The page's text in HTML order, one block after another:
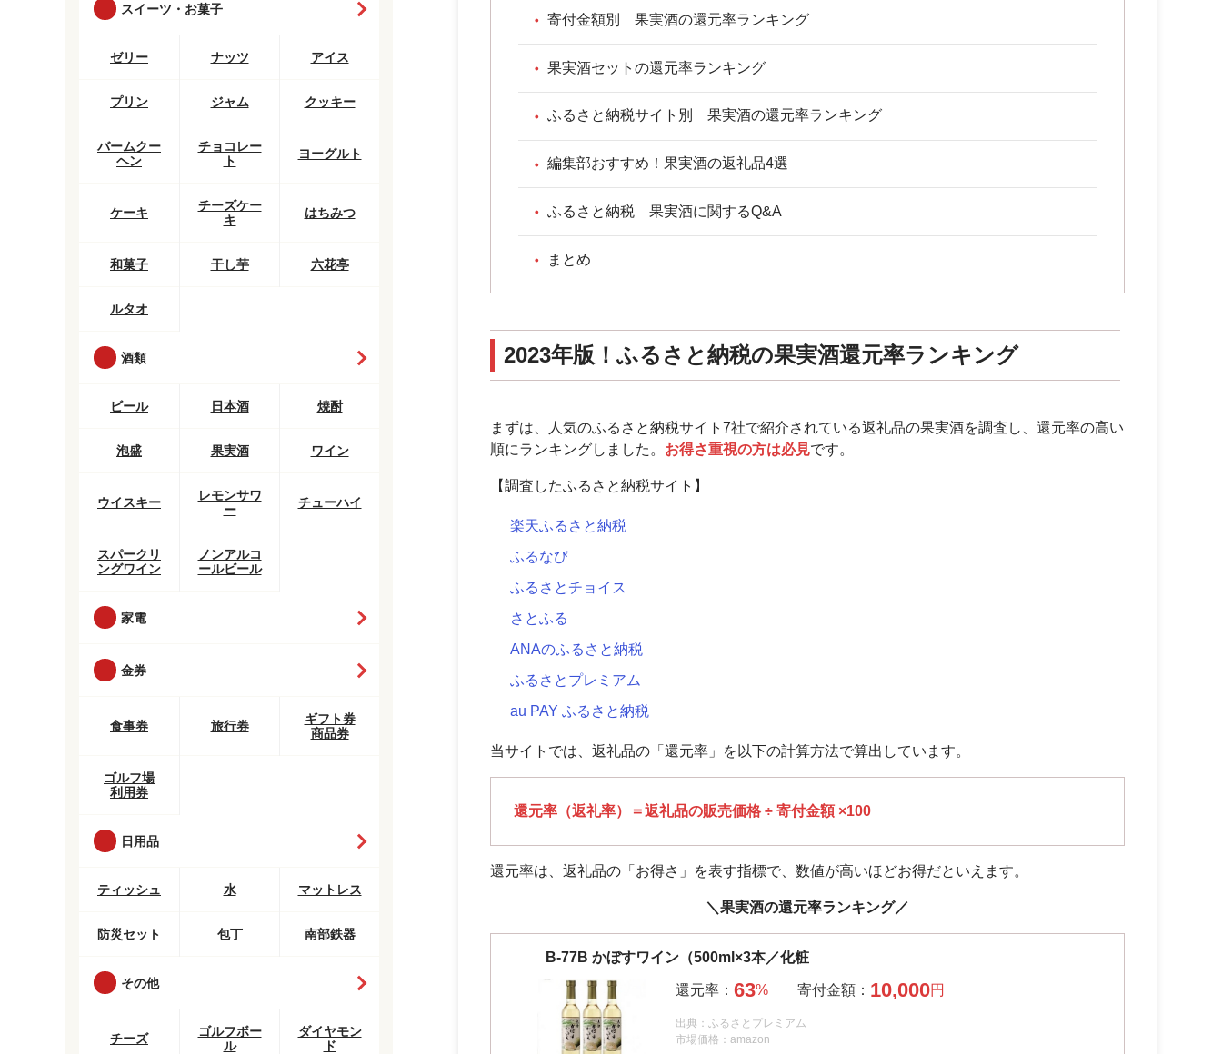
寄付金額別 果実酒の還元率ランキング
果実酒セットの還元率ランキング
ふるさと納税サイト別 果実酒の還元率ランキング
編集部おすすめ！果実酒の返礼品4選
ふるさと納税 果実酒に関するQ&A
まとめ
2023年版！ふるさと納税の果実酒還元率ランキング
まずは、人気のふるさと納税サイト7社で紹介されている返礼品の果実酒を調査し、還元率の高い
順にランキングしました。 お得さ重視の方は必見です。
【調査したふるさと納税サイト】
楽天ふるさと納税
ふるなび
ふるさとチョイス
さとふる
ANAのふるさと納税
ふるさとプレミアム
au PAY ふるさと納税
当サイトでは、返礼品の「還元率」を以下の計算方法で算出しています。
還元率（返礼率）＝返礼品の販売価格 ÷ 寄付金額 ×100
還元率は、返礼品の「お得さ」を表す指標で、数値が高いほどお得だといえます。
＼果実酒の還元率ランキング／
B-77B かぼすワイン（500ml×3本／化粧
63 10,000
出典：ふるさとプレミアム
市場価格：amazon
スイーツ・お菓子
ゼリー ナッツ アイス
プリン ジャム クッキー
バームクー
ヘン
チョコレー
ト
ヨーグルト
ケーキ
チーズケー
キ
はちみつ
和菓子 干し芋 六花亭
ルタオ
酒類
ビール 日本酒 焼酎
泡盛 果実酒 ワイン
ウイスキー
レモンサワ
ー
チューハイ
スパークリ
ングワイン
ノンアルコ
ールビール
家電
金券
食事券 旅行券
ギフト券
商品券
ゴルフ場
利用券
日用品
ティッシュ 水 マットレス
防災セット 包丁 南部鉄器
その他
チーズ
ゴルフボー
ル
ダイヤモン
ド